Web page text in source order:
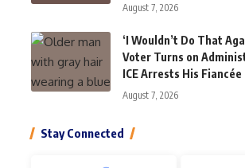
August 7, 2026
‘I Wouldn’t Do That
Voter Turns on
ICE Arrests His Fiancée
August 7, 2026
Stay Connected